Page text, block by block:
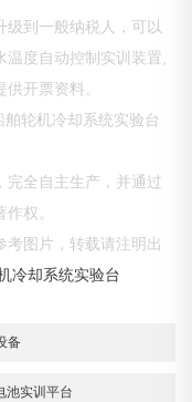
级到一般纳税人，可以
温度自动控制实训装置,
开票资料。
轮机冷却系统实验台
完全自主生产，并通过
权。
考图片，转载请注明出
冷却系统实验台
备
池实训平台